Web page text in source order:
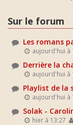
Sur le forum
Les romans
aujourd'hui à
Derrière la
aujourd'hui à
Playlist de la
aujourd'hui à
Solak -
hier à 13:27